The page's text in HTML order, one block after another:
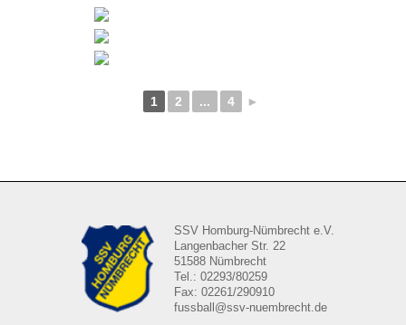
1 2 ... 4 ►
SSV Homburg-Nümbrecht e.V.
Langenbacher Str. 22
51588 Nümbrecht
Tel.: 02293/80259
Fax: 02261/290910
fussball@ssv-nuembrecht.de